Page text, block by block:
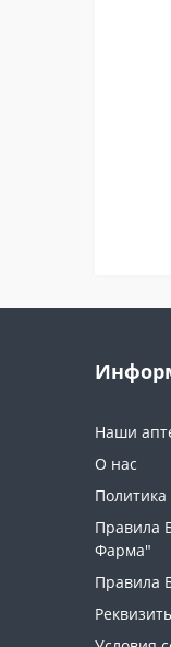
Наши
О нас
Политика
Правила
Фарма"
Правила